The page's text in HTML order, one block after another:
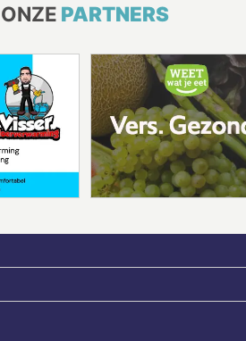
ONZE PARTNERS